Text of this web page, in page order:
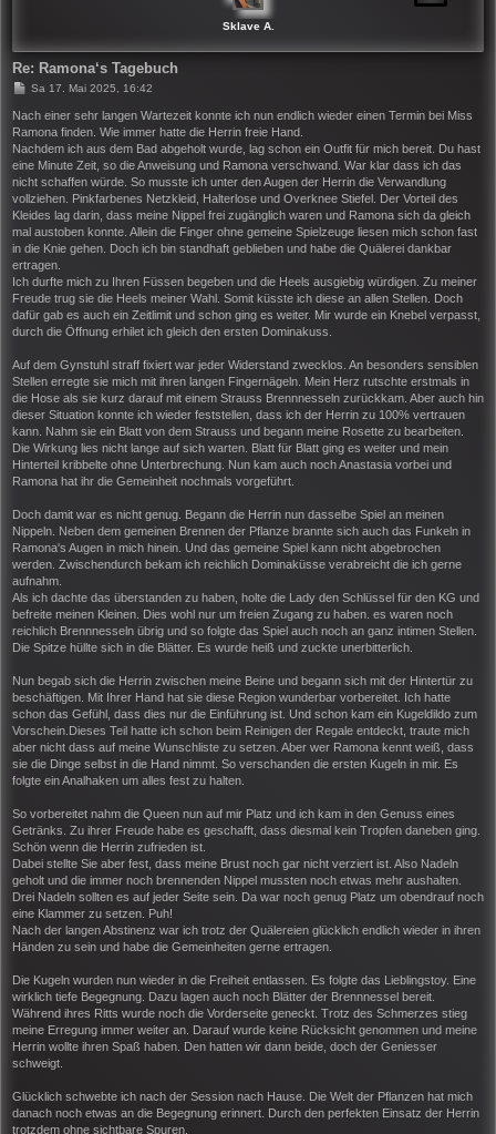
Sklave A.
Re: Ramona‘s Tagebuch
B
i
r
a
g
Sa 17. Mai 2025, 16:42
Nach einer sehr langen Wartezeit konnte ich nun endlich wieder einen Termin bei Miss
Ramona finden. Wie immer hatte die Herrin freie Hand.
Nachdem ich aus dem Bad abgeholt wurde, lag schon ein Outfit für mich bereit. Du hast
eine Minute Zeit, so die Anweisung und Ramona verschwand. War klar dass ich das
nicht schaffen würde. So musste ich unter den Augen der Herrin die Verwandlung
vollziehen. Pinkfarbenes Netzkleid, Halterlose und Overknee Stiefel. Der Vorteil des
Kleides lag darin, dass meine Nippel frei zugänglich waren und Ramona sich da gleich
mal austoben konnte. Allein die Finger ohne gemeine Spielzeuge liesen mich schon fast
in die Knie gehen. Doch ich bin standhaft geblieben und habe die Quälerei dankbar
ertragen.
Ich durfte mich zu Ihren Füssen begeben und die Heels ausgiebig würdigen. Zu meiner
Freude trug sie die Heels meiner Wahl. Somit küsste ich diese an allen Stellen. Doch
dafür gab es auch ein Zeitlimit und schon ging es weiter. Mir wurde ein Knebel verpasst,
durch die Öffnung erhilet ich gleich den ersten Dominakuss.
Auf dem Gynstuhl straff fixiert war jeder Widerstand zwecklos. An besonders sensiblen
Stellen erregte sie mich mit ihren langen Fingernägeln. Mein Herz rutschte erstmals in
die Hose als sie kurz darauf mit einem Strauss Brennnesseln zurückkam. Aber auch hin
dieser Situation konnte ich wieder feststellen, dass ich der Herrin zu 100% vertrauen
kann. Nahm sie ein Blatt von dem Strauss und begann meine Rosette zu bearbeiten.
Die Wirkung lies nicht lange auf sich warten. Blatt für Blatt ging es weiter und mein
Hinterteil kribbelte ohne Unterbrechung. Nun kam auch noch Anastasia vorbei und
Ramona hat ihr die Gemeinheit nochmals vorgeführt.
Doch damit war es nicht genug. Begann die Herrin nun dasselbe Spiel an meinen
Nippeln. Neben dem gemeinen Brennen der Pflanze brannte sich auch das Funkeln in
Ramona's Augen in mich hinein. Und das gemeine Spiel kann nicht abgebrochen
werden. Zwischendurch bekam ich reichlich Dominaküsse verabreicht die ich gerne
aufnahm.
Als ich dachte das überstanden zu haben, holte die Lady den Schlüssel für den KG und
befreite meinen Kleinen. Dies wohl nur um freien Zugang zu haben. es waren noch
reichlich Brennnesseln übrig und so folgte das Spiel auch noch an ganz intimen Stellen.
Die Spitze hüllte sich in die Blätter. Es wurde heiß und zuckte unerbitterlich.
Nun begab sich die Herrin zwischen meine Beine und begann sich mit der Hintertür zu
beschäftigen. Mit Ihrer Hand hat sie diese Region wunderbar vorbereitet. Ich hatte
schon das Gefühl, dass dies nur die Einführung ist. Und schon kam ein Kugeldildo zum
Vorschein.Dieses Teil hatte ich schon beim Reinigen der Regale entdeckt, traute mich
aber nicht dass auf meine Wunschliste zu setzen. Aber wer Ramona kennt weiß, dass
sie die Dinge selbst in die Hand nimmt. So verschanden die ersten Kugeln in mir. Es
folgte ein Analhaken um alles fest zu halten.
So vorbereitet nahm die Queen nun auf mir Platz und ich kam in den Genuss eines
Getränks. Zu ihrer Freude habe es geschafft, dass diesmal kein Tropfen daneben ging.
Schön wenn die Herrin zufrieden ist.
Dabei stellte Sie aber fest, dass meine Brust noch gar nicht verziert ist. Also Nadeln
geholt und die immer noch brennenden Nippel mussten noch etwas mehr aushalten.
Drei Nadeln sollten es auf jeder Seite sein. Da war noch genug Platz um obendrauf noch
eine Klammer zu setzen. Puh!
Nach der langen Abstinenz war ich trotz der Quälereien glücklich endlich wieder in ihren
Händen zu sein und habe die Gemeinheiten gerne ertragen.
Die Kugeln wurden nun wieder in die Freiheit entlassen. Es folgte das Lieblingstoy. Eine
wirklich tiefe Begegnung. Dazu lagen auch noch Blätter der Brennnessel bereit.
Während ihres Ritts wurde noch die Vorderseite geneckt. Trotz des Schmerzes stieg
meine Erregung immer weiter an. Darauf wurde keine Rücksicht genommen und meine
Herrin wollte ihren Spaß haben. Den hatten wir dann beide, doch der Geniesser
schweigt.
Glücklich schwebte ich nach der Session nach Hause. Die Welt der Pflanzen hat mich
danach noch etwas an die Begegnung erinnert. Durch den perfekten Einsatz der Herrin
trotzdem ohne sichtbare Spuren.